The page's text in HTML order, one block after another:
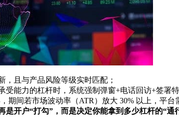
，且与产品风险等级实时匹配；
受能力的杠杆时，系统强制弹窗+电话回访+签署
期间若市场波动率（ATR）放大 30% 以上，平台
是开户“打勾”，而是决定你能拿到多少杠杆的“通